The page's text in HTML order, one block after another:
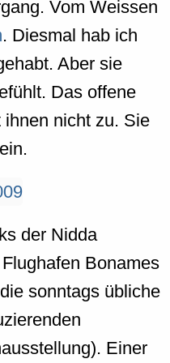
Vom Weissen
. Diesmal hab ich
Aber sie
Das offene
nicht zu. Sie
der Nidda
Bonames
sonntags übliche
Einer